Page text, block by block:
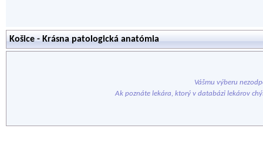
Košice - Krásna patologická anatómia
Vášmu výberu
Ak poznáte lekára, ktorý v databázi lekárov